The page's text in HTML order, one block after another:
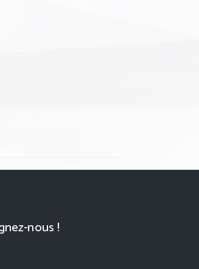
nous !